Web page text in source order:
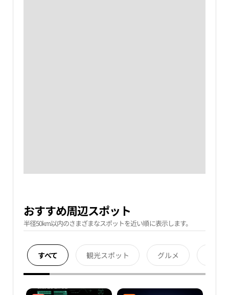
おすすめ周辺スポット
半径50km以内のさまざまなスポットを近い順に表示します。
すべて 観光スポット グルメ